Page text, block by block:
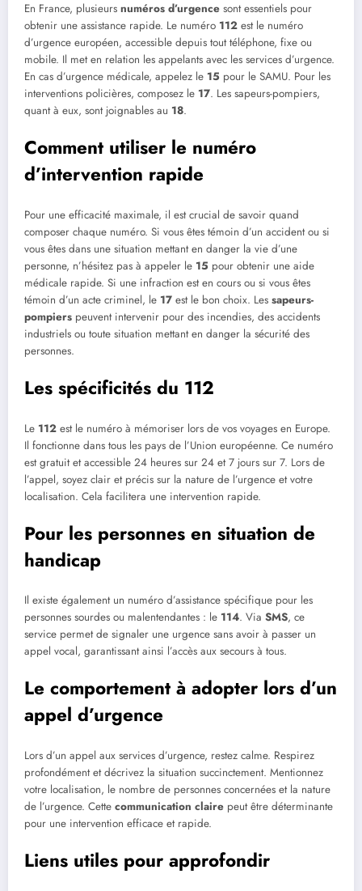
En France, plusieurs numéros d’urgence sont essentiels pour
obtenir une assistance rapide. Le numéro 112 est le numéro
d’urgence européen, accessible depuis tout téléphone, fixe ou
mobile. Il met en relation les appelants avec les services d’urgence.
En cas d’urgence médicale, appelez le 15 pour le SAMU. Pour les
interventions policières, composez le 17. Les sapeurs-pompiers,
quant à eux, sont joignables au 18.
Comment utiliser le numéro
d’intervention rapide
Pour une efficacité maximale, il est crucial de savoir quand
composer chaque numéro. Si vous êtes témoin d’un accident ou si
vous êtes dans une situation mettant en danger la vie d’une
personne, n’hésitez pas à appeler le 15 pour obtenir une aide
médicale rapide. Si une infraction est en cours ou si vous êtes
témoin d’un acte criminel, le 17 est le bon choix. Les sapeurs-
pompiers peuvent intervenir pour des incendies, des accidents
industriels ou toute situation mettant en danger la sécurité des
personnes.
Les spécificités du 112
Le 112 est le numéro à mémoriser lors de vos voyages en Europe.
Il fonctionne dans tous les pays de l’Union européenne. Ce numéro
est gratuit et accessible 24 heures sur 24 et 7 jours sur 7. Lors de
l’appel, soyez clair et précis sur la nature de l’urgence et votre
localisation. Cela facilitera une intervention rapide.
Pour les personnes en situation de
handicap
Il existe également un numéro d’assistance spécifique pour les
personnes sourdes ou malentendantes : le 114. Via SMS, ce
service permet de signaler une urgence sans avoir à passer un
appel vocal, garantissant ainsi l’accès aux secours à tous.
Le comportement à adopter lors d’un
appel d’urgence
Lors d’un appel aux services d’urgence, restez calme. Respirez
profondément et décrivez la situation succinctement. Mentionnez
votre localisation, le nombre de personnes concernées et la nature
de l’urgence. Cette communication claire peut être déterminante
pour une intervention efficace et rapide.
Liens utiles pour approfondir